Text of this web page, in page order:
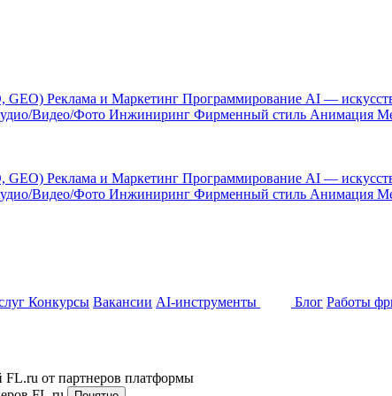
GEO) Реклама и Маркетинг Программирование AI —
Видео/Фото Инжиниринг Фирменный стиль Анимация
GEO) Реклама и Маркетинг Программирование AI —
Видео/Фото Инжиниринг Фирменный стиль Анимация
Конкурсы Вакансии AI-инструменты Блог Работы
FL.ru от партнеров платформы